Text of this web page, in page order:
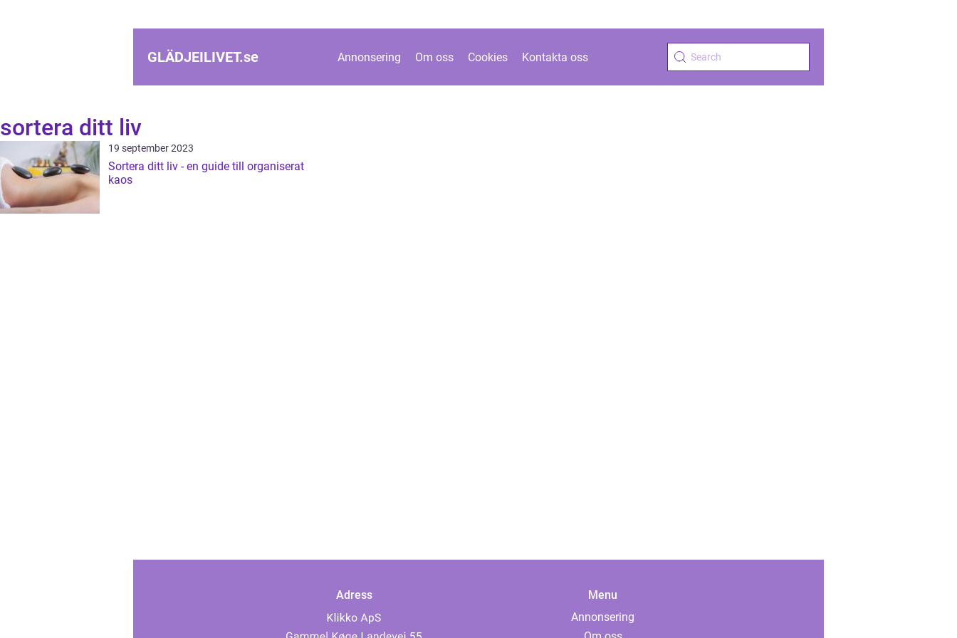
GLÄDJEILIVET.se Annonsering Om oss Cookies Kontakta oss
sortera ditt liv
19 september 2023
Sortera ditt liv - en guide till organiserat
kaos
Adress
Menu
Annonsering